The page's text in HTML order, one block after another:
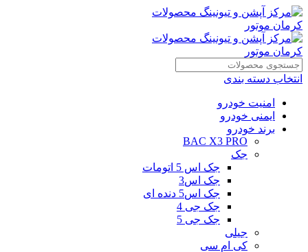
انتخاب دسته بندی
امنیت خودرو
ایمنی خودرو
برند خودرو
BAC X3 PRO
جک
جک اس 5 اتومات
جک اس3
جک اس5 دنده ای
جک جی 4
جک جی 5
جیلی
کی ام سی